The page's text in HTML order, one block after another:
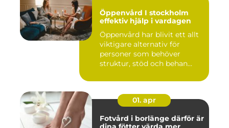
Öppenvård I stockholm
effektiv hjälp i vardagen
Öppenvård har blivit ett allt
viktigare alternativ för
personer som behöver
struktur, stöd och behan...
01. apr
Fotvård i borlänge därför är